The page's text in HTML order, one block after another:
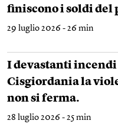
finiscono i soldi del
29 luglio 2026 - 26 min
I devastanti
Cisgiordania la
non si ferma.
28 luglio 2026 - 25 min